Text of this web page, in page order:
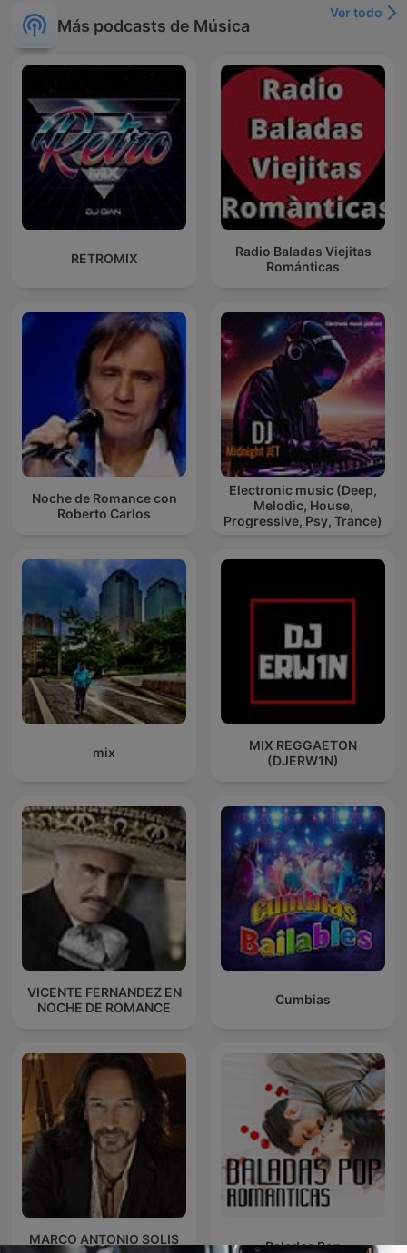
Más podcasts de Música
Ver todo
RETROMIX
Radio Baladas Viejitas
Románticas
Noche de Romance con
Roberto Carlos
Electronic music (Deep,
Melodic, House,
Progressive, Psy, Trance)
mix
MIX REGGAETON
(DJERW1N)
VICENTE FERNANDEZ EN
NOCHE DE ROMANCE
Cumbias
MARCO ANTONIO SOLIS
Baladas Pop